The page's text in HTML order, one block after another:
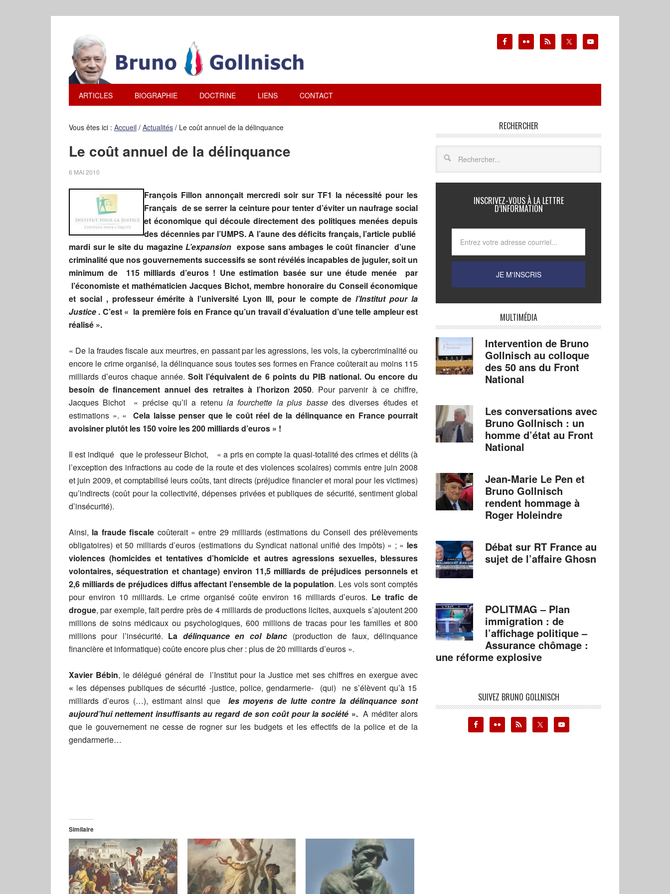
ARTICLES BIOGRAPHIE DOCTRINE LIENS CONTACT
Vous êtes ici : Accueil / Actualités / Le coût annuel de la délinquance
Le coût annuel de la délinquance
6 MAI 2010
François Fillon annonçait mercredi soir sur TF1 la nécessité pour les
Français de se serrer la ceinture pour tenter d’éviter un naufrage social
et économique qui découle directement des politiques menées depuis
des décennies par l’UMPS. A l’aune des déficits français, l’article publié
mardi sur le site du magazineL’expansion expose sans ambages le coût financier d’une
criminalité que nos gouvernements successifs se sont révélés incapables de juguler, soit un
minimum de 115 milliards d’euros ! Une estimation basée sur une étude menée
par
l’économiste et mathématicien Jacques Bichot, membre honoraire du Conseil économique
et social , professeur émérite à l’université Lyon III, pour le compte del’Institut pour la
Justice . C’est « la première fois en France qu’un travail d’évaluation d’une telle ampleur est
réalisé ».
« De la fraudes fiscale aux meurtres, en passant par les agressions, les vols, la cybercriminalité ou
encore le crime organisé, la délinquance sous toutes ses formes en France coûterait au moins 115
milliards d’euros chaque année.Soit l’équivalent de 6 points du PIB national. Ou encore du
besoin de financement annuel des retraites à l’horizon 2050. Pour parvenir à ce chiffre,
Jacques Bichot « précise qu’il a retenu la fourchette la plus bassedes diverses études et
estimations ». « Cela laisse penser que le coût réel de la délinquance en France pourrait
avoisiner plutôt les 150 voire les 200 milliards d’euros » !
Il est indiqué que le professeur Bichot, « a pris en compte la quasi-totalité des crimes et délits (à
l’exception des infractions au code de la route et des violences scolaires) commis entre juin 2008
et juin 2009, et comptabilisé leurs coûts, tant directs (préjudice financier et moral pour les victimes)
qu’indirects (coût pour la collectivité, dépenses privées et publiques de sécurité, sentiment global
d’insécurité).
Ainsi, la fraude fiscale coûterait « entre 29 milliards (estimations du Conseil des prélèvements
obligatoires) et 50 milliards d’euros (estimations du Syndicat national unifié des impôts) » ; « les
violences (homicides et tentatives d’homicide et autres agressions sexuelles, blessures
volontaires, séquestration et chantage) environ 11,5 milliards de préjudices personnels et
2,6 milliards de préjudices diffus affectant l’ensemble de la population. Les vols sont comptés
pour environ 10 milliards. Le crime organisé coûte environ 16 milliards d’euros. Le trafic de
drogue, par exemple, fait perdre près de 4 milliards de productions licites, auxquels s’ajoutent 200
millions de soins médicaux ou psychologiques, 600 millions de tracas pour les familles et 800
millions pour l’insécurité. La délinquance en col blanc (production de faux, délinquance
financière et informatique) coûte encore plus cher : plus de 20 milliards d’euros ».
Xavier Bébin, le délégué général de l’Institut pour la Justice met ses chiffres en exergue avec
« les dépenses publiques de sécurité -justice, police, gendarmerie- (qui) ne s’élèvent qu’à 15
milliards d’euros (…), estimant ainsi que les moyens de lutte contre la délinquance sont
aujourd’hui nettement insuffisants au regard de son coût pour la société ».A méditer alors
que le gouvernement ne cesse de rogner sur les budgets et les effectifs de la police et de la
gendarmerie…
Similaire
RECHERCHER
INSCRIVEZ-VOUS À LA LETTRE
D’INFORMATION
MULTIMÉDIA
Intervention de Bruno
Gollnisch au colloque
des 50 ans du Front
National
Les conversations avec
Bruno Gollnisch : un
homme d’état au Front
National
Jean-Marie Le Pen et
Bruno Gollnisch
rendent hommage à
Roger Holeindre
Débat sur RT France au
sujet de l’affaire Ghosn
POLITMAG – Plan
immigration : de
l’affichage politique –
Assurance chômage :
une réforme explosive
SUIVEZ BRUNO GOLLNISCH